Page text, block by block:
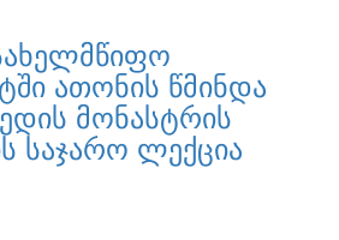
ათონის წმინდა
მონასტრის
საჯარო ლექცია